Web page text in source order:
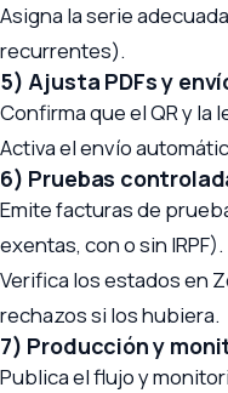
Asigna la serie
recurrentes).
5) Ajusta PDFs y
Confirma que el QR y la
Activa el envío
6) Pruebas
Emite facturas de
exentas, con o sin IRPF).
Verifica los estados en
rechazos si los hubiera.
7) Producción y
Publica el flujo y